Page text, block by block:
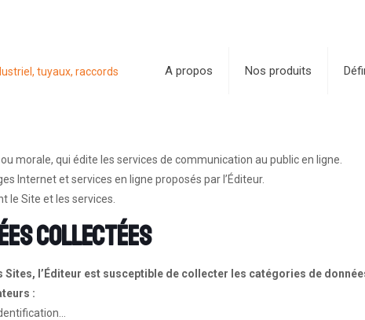
A propos Nos produits
morale, qui édite les services de communication au public en ligne.
Internet et services en ligne proposés par l’Éditeur.
le Site et les services.
collectées
Sites, l’Éditeur est susceptible de collecter les catégories de
: